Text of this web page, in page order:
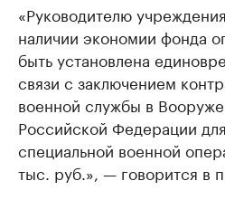
«Руководителю
наличии экономии фонда
быть установлена
связи с заключением
военной службы в
Российской Федерации
специальной военной
тыс. руб.», — говорится в